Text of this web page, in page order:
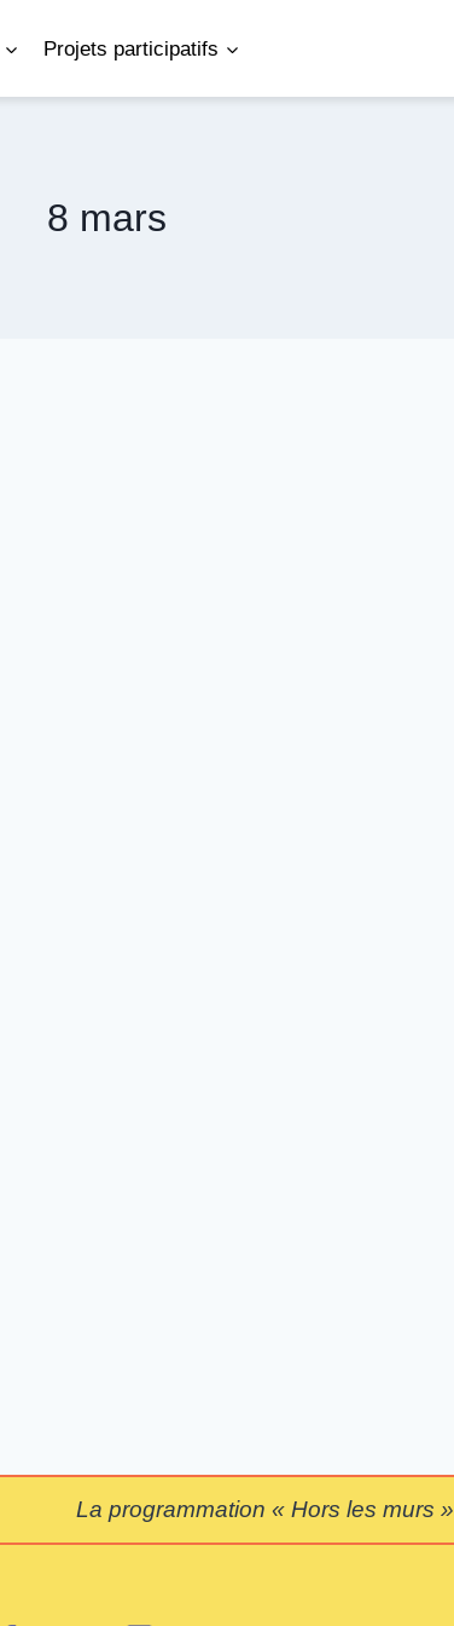
Projets participatifs
8 mars
La programmation « Hors les murs »